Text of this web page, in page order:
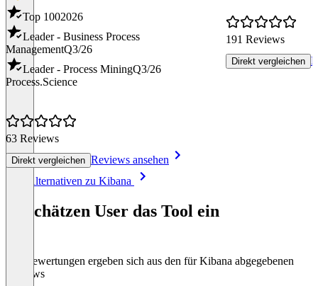
Top 1002026
Leader - Business Process
ManagementQ3/26
Leader - Process MiningQ3/26
Process.Science
63 Reviews
Direkt vergleichen Reviews ansehen
191 Reviews
Direkt vergleichen
Alle Alternativen zu Kibana
So schätzen User das Tool ein
Die Bewertungen ergeben sich aus den für Kibana abgegebenen
Reviews